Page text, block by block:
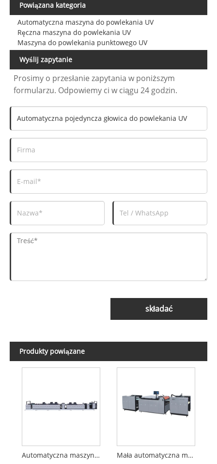
Powiązana kategoria
Automatyczna maszyna do powlekania UV
Ręczna maszyna do powlekania UV
Maszyna do powlekania punktowego UV
Wyślij zapytanie
Prosimy o przesłanie zapytania w poniższym
formularzu. Odpowiemy ci w ciągu 24 godzin.
składać
Produkty powiązane
Automatyczna maszyna do powlekania UV z podwójną głowicą aniloksową Mała automatyczna maszyna do powlekania UV